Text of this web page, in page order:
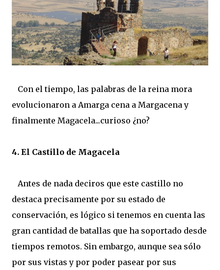
Con el tiempo, las palabras de la reina mora
evolucionaron a Amarga cena a Margacena y
finalmente Magacela...curioso ¿no?
4. El Castillo de Magacela
Antes de nada deciros que este castillo no
destaca precisamente por su estado de
conservación, es lógico si tenemos en cuenta las
gran cantidad de batallas que ha soportado desde
tiempos remotos. Sin embargo, aunque sea sólo
por sus vistas y por poder pasear por sus